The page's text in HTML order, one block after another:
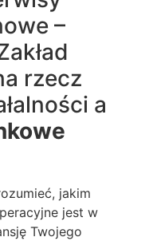
–
rzecz
a
jakim
jest w
Twojego